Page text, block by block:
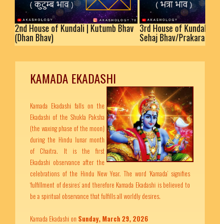
House of Kundali | Kutumb Bhav
Bhav)
3rd House of Kundali | Bhatra
Sehaj Bhav/Prakaram
KAMADA EKADASHI
Kamada Ekadashi falls on the
Ekadashi of the Shukla Paksha
(the waxing phase of the moon)
during the Hindu lunar month
of Chaitra. It is the first
Ekadashi observance after the
celebrations of the Hindu New Year. The word ‘Kamada’ signifies
‘fulfillment of desires’ and therefore Kamada Ekadashi is believed to
be a spiritual observance that fulfills all worldly desires.
Kamada Ekadashi on Sunday, March 29, 2026